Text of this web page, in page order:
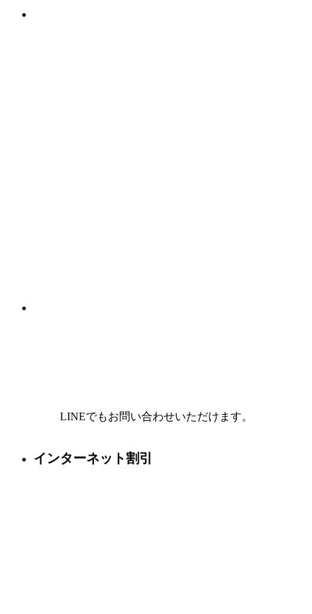
LINEでもお問い合わせいただけます。
インターネット割引